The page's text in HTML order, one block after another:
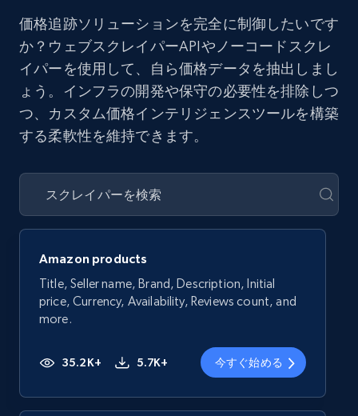
価格追跡ソリューションを完全に制御したいです
か？ウェブスクレイパーAPIやノーコードスクレ
イパーを使用して、自ら価格データを抽出しまし
ょう。インフラの開発や保守の必要性を排除しつ
つ、カスタム価格インテリジェンスツールを構築
する柔軟性を維持できます。
Amazon products
Title, Seller name, Brand, Description, Initial
price, Currency, Availability, Reviews count, and
more.
35.2K+ 5.7K+ 今すぐ始める